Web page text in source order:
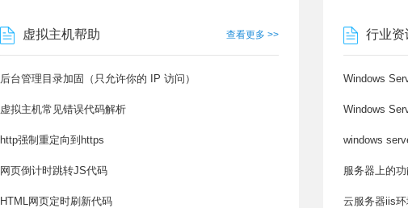
查看更多 >>
虚拟主机帮助
后台管理目录加固（只允许你的 IP 访问）
虚拟主机常见错误代码解析
http强制重定向到https
网页倒计时跳转JS代码
HTML网页定时刷新代码
行业资
Windows
Windows
windows
服务器上的
云服务器iis